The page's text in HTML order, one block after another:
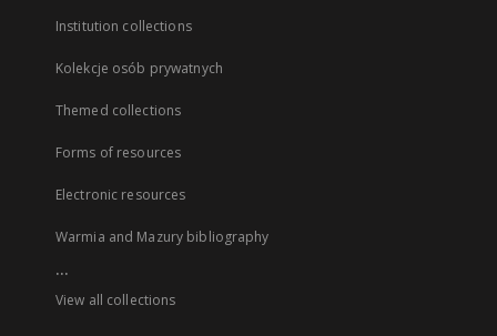
Institution collections
Kolekcje osób prywatnych
Themed collections
Forms of resources
Electronic resources
Warmia and Mazury bibliography
...
View all collections